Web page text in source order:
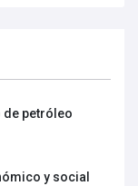
de petróleo
y social